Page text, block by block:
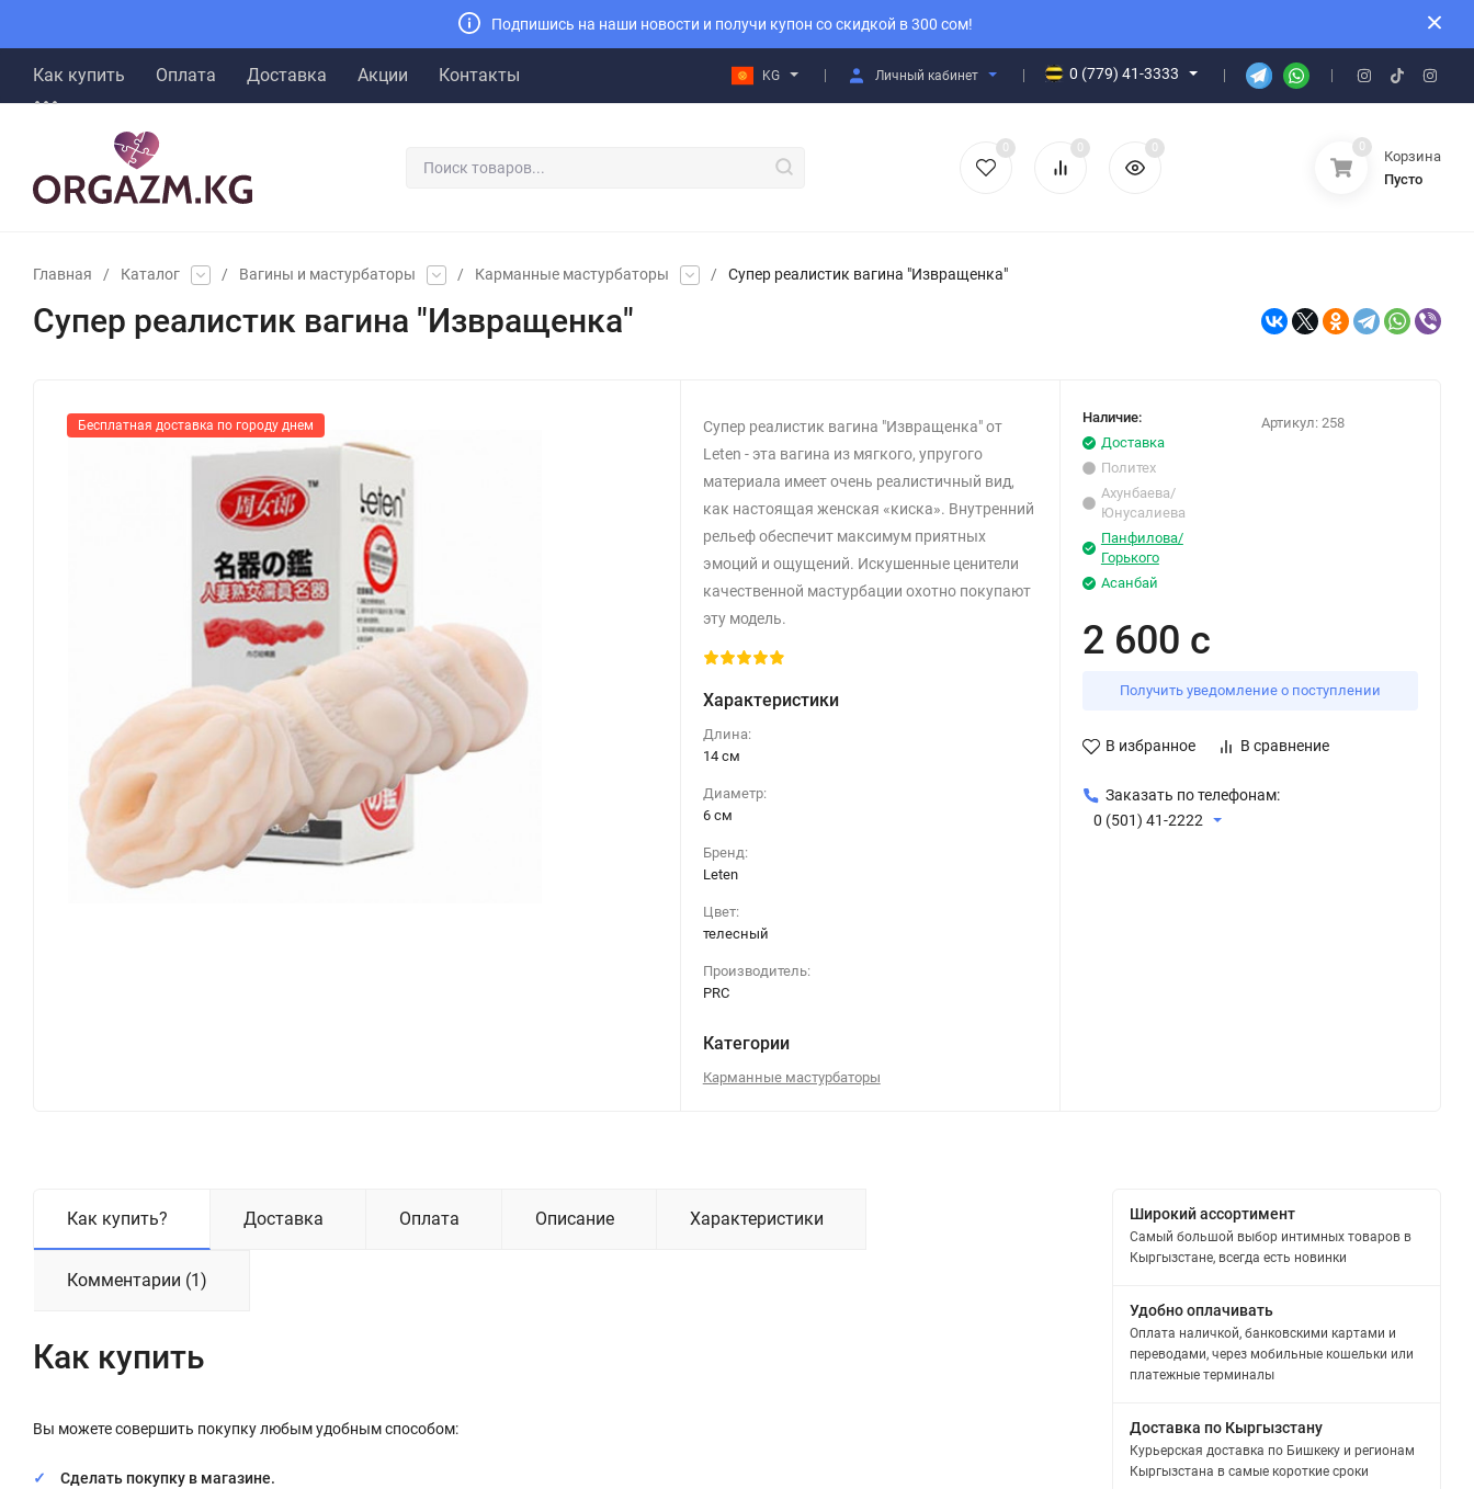
Подпишись на наши новости и получи купон со скидкой в 300 сом!
Как купить Оплата Доставка Акции Контакты KG Личный кабинет 0 (779) 41-3333
0 0 0 0
Корзина
Пусто
Главная / Каталог / Вагины и мастурбаторы / Карманные мастурбаторы / Супер реалистик вагина "Извращенка"
Супер реалистик вагина "Извращенка"
Бесплатная доставка по городу днем
Супер реалистик вагина "Извращенка" от
Leten - эта вагина из мягкого, упругого
материала имеет очень реалистичный вид,
как настоящая женская «киска». Внутренний
рельеф обеспечит максимум приятных
эмоций и ощущений. Искушенные ценители
качественной мастурбации охотно покупают
эту модель.
Характеристики
Длина:
14 см
Диаметр:
6 см
Бренд:
Leten
Цвет:
телесный
Производитель:
PRC
Категории
Карманные мастурбаторы
Наличие:
Доставка
Политех
Ахунбаева/
Юнусалиева
Панфилова/
Горького
Асанбай
Артикул: 258
2 600 с
Получить уведомление о поступлении
В избранное В сравнение
Заказать по телефонам:
0 (501) 41-2222
Как купить? Доставка Оплата Описание Характеристики
Комментарии (1)
Как купить
Вы можете совершить покупку любым удобным способом:
Сделать покупку в магазине.
Широкий ассортимент
Самый большой выбор интимных товаров в
Кыргызстане, всегда есть новинки
Удобно оплачивать
Оплата наличкой, банковскими картами и
переводами, через мобильные кошельки или
платежные терминалы
Доставка по Кыргызстану
Курьерская доставка по Бишкеку и регионам
Кыргызстана в самые короткие сроки